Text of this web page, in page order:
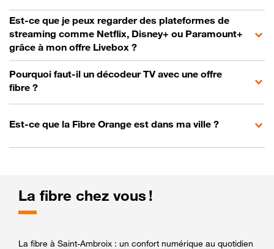
Est-ce que je peux regarder des plateformes de
streaming comme Netflix, Disney+ ou Paramount+
grâce à mon offre Livebox ?
Pourquoi faut-il un décodeur TV avec une offre
fibre ?
Est-ce que la Fibre Orange est dans ma ville ?
La fibre chez vous !
La fibre à Saint-Ambroix : un confort numérique au quotidien